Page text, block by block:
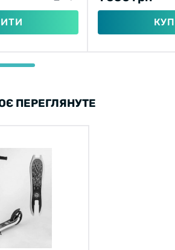
ПЕРЕГЛЯНУТЕ